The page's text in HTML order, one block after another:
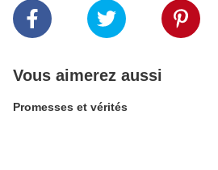
Vous aimerez aussi
Promesses et vérités